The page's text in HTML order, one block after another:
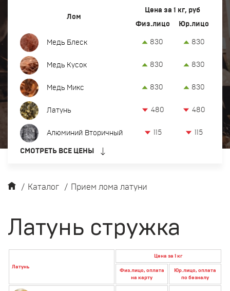
Закупка оргтехники и оборудования
Контакты
Прием лома цветных и черных металлов в Тобольске
Лом
Цена за 1 кг, руб
Физ.лицо
Юр.лицо
Медь Блеск 830 830
Медь Кусок 830 830
Медь Микс 830 830
Латунь 480 480
Алюминий Вторичный 115 115
СМОТРЕТЬ ВСЕ ЦЕНЫ
/ Каталог / Прием лома латуни
Латунь стружка
Латунь
Цена за 1 кг
Физ.лицо, оплата
на карту
Юр.лицо, оплата
по безналу